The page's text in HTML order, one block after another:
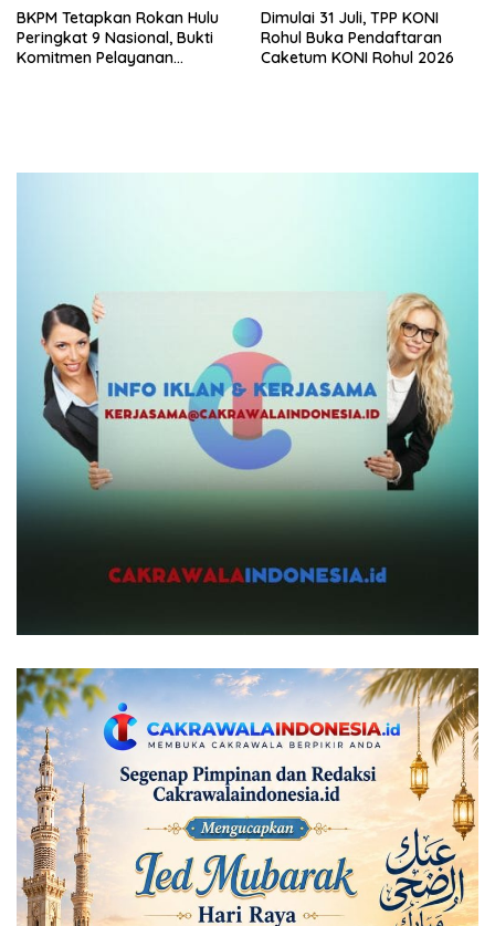
BKPM Tetapkan Rokan Hulu
Peringkat 9 Nasional, Bukti
Komitmen Pelayanan
Dimulai 31 Juli, TPP KONI
Rohul Buka Pendaftaran
Caketum KONI Rohul 2026